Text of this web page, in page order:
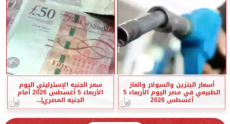
أسعار البنزين والسولار والغاز
الطبيعي في مصر اليوم الأربعاء 5
أغسطس 2026
سعر الجنيه الإسترليني اليوم
الأربعاء 5 أغسطس 2026 أمام
الجنيه المصري|...